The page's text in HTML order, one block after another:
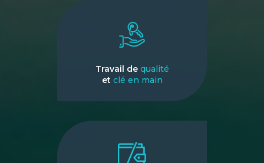
Travail de qualité
et clé en main